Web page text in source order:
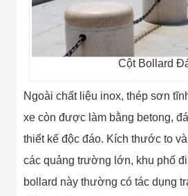
Cột Bollard
Ngoài chất liệu inox, thép sơn
xe còn được làm bằng betong,
thiết kế độc đáo. Kích thước to
các quảng trường lớn, khu phố
bollard này thường có tác dụng